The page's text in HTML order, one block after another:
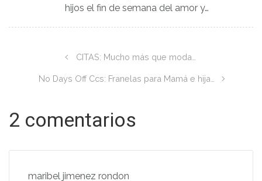
hijos el fin de semana del amor y…
CITAS: Mucho más que moda…
No Days Off Ccs: Franelas para Mamá e hija…
2 comentarios
maribel jimenez rondon